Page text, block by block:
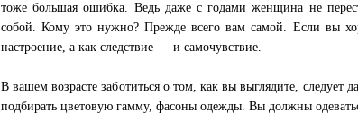
тоже большая ошибка. Ведь даже с годами женщина не
собой. Кому это нужно? Прежде всего вам самой. Если вы
настроение, а как следствие — и самочувствие.
В вашем возрасте заботиться о том, как вы выглядите,
подбирать цветовую гамму, фасоны одежды. Вы должны